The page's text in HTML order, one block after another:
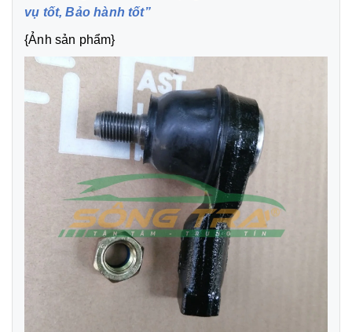
vụ tốt, Bảo hành tốt”
{Ảnh sản phẩm}